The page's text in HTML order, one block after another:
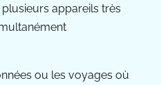
appareils très
ou les voyages où